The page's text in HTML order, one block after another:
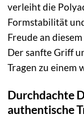
verleiht die
Formstabilität
Freude an
Der sanfte Griff
Tragen zu einem
Durchdachte
authentische